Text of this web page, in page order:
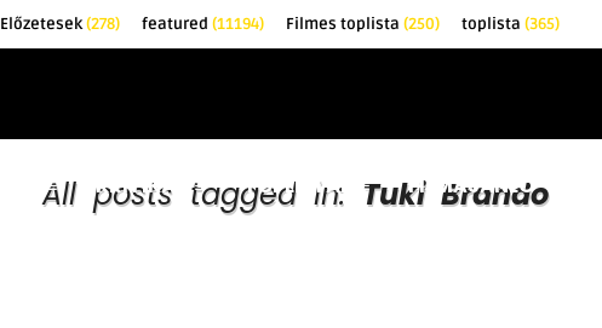
Előzetesek(278) featured (11194) Filmes toplista (250) toplista (365)
KRITIKÁK TOPLISTÁK FILMAJÁNLÓ
All posts tagged in: Tuki Brando